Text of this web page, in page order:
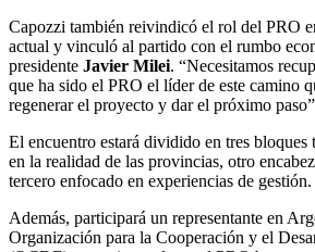
Capozzi también reivindicó el rol del PRO
actual y vinculó al partido con el rumbo
presidente Javier Milei. “Necesitamos
que ha sido el PRO el líder de este camino
regenerar el proyecto y dar el próximo
El encuentro estará dividido en tres bloques
en la realidad de las provincias, otro
tercero enfocado en experiencias de gestión.
Además, participará un representante en
Organización para la Cooperación y el